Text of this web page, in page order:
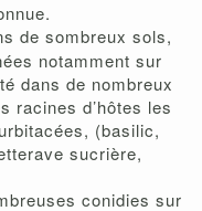
de sombreux sols,
notamment sur
dans de nombreux
racines d’hôtes les
(basilic,
sucrière,
conidies sur